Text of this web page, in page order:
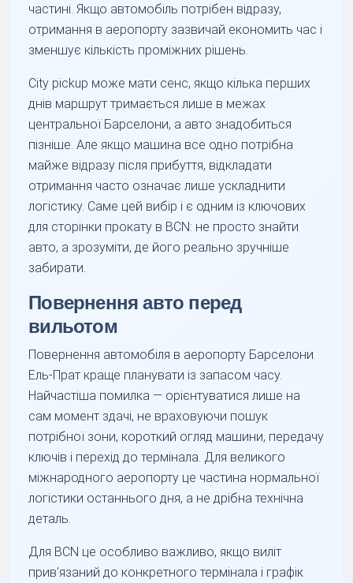
частині. Якщо автомобіль потрібен відразу,
отримання в аеропорту зазвичай економить час і
зменшує кількість проміжних рішень.
City pickup може мати сенс, якщо кілька перших
днів маршрут тримається лише в межах
центральної Барселони, а авто знадобиться
пізніше. Але якщо машина все одно потрібна
майже відразу після прибуття, відкладати
отримання часто означає лише ускладнити
логістику. Саме цей вибір і є одним із ключових
для сторінки прокату в BCN: не просто знайти
авто, а зрозуміти, де його реально зручніше
забирати.
Повернення авто перед
вильотом
Повернення автомобіля в аеропорту Барселони
Ель-Прат краще планувати із запасом часу.
Найчастіша помилка — орієнтуватися лише на
сам момент здачі, не враховуючи пошук
потрібної зони, короткий огляд машини, передачу
ключів і перехід до термінала. Для великого
міжнародного аеропорту це частина нормальної
логістики останнього дня, а не дрібна технічна
деталь.
Для BCN це особливо важливо, якщо виліт
прив'язаний до конкретного термінала і графік